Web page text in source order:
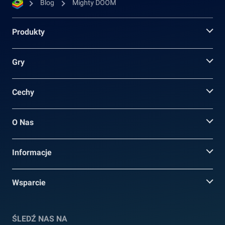
Blog Mighty DOOM
Produkty
Gry
Cechy
O Nas
Informacje
Wsparcie
ŚLEDŹ NAS NA